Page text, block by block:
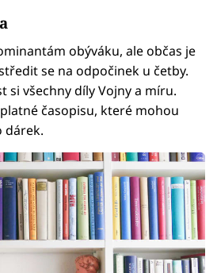
obýváku, ale občas je
se na odpočinek u četby.
si všechny díly Vojny a míru.
časopisu, které mohou
dárek.